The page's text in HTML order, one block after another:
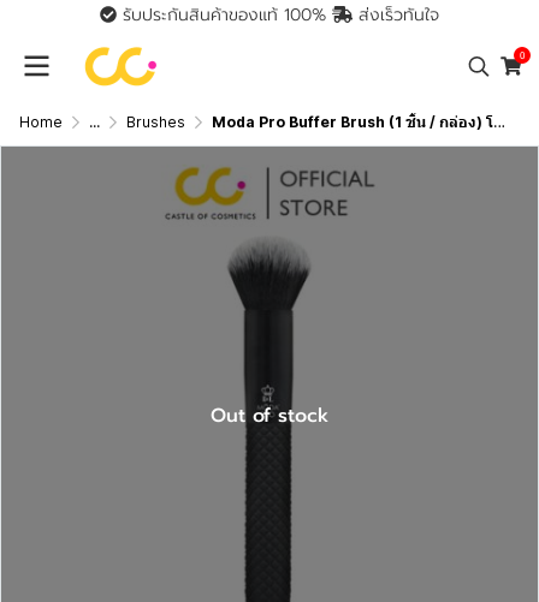
รับประกันสินค้าของแท้ 100% ส่งเร็วทันใจ
0
Home ... Brushes Moda Pro Buffer Brush (1 ชิ้น / กล่อง) โมด้า แปรงสำหรับลงรองพื้น
Out of stock